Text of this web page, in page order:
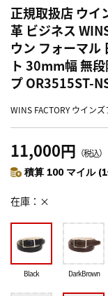
正規取扱店 ウイ
革 ビジネス
ウン フォーマル
ト 30mm幅 無
プ OR3515ST-
WINS FACTORY ウイン
11,000円 （税込）
積算 100 マイル
在庫 ×
Black DarkBrown